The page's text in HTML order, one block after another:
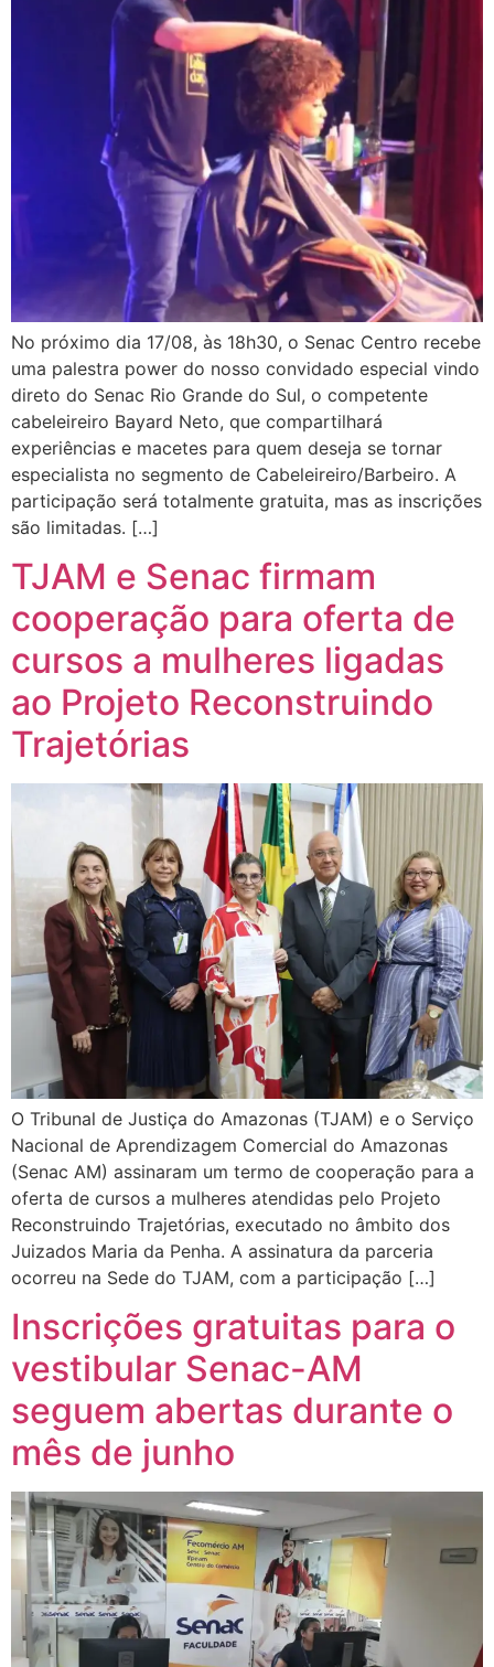
No próximo dia 17/08, às 18h30, o Senac Centro recebe
uma palestra power do nosso convidado especial vindo
direto do Senac Rio Grande do Sul, o competente
cabeleireiro Bayard Neto, que compartilhará
experiências e macetes para quem deseja se tornar
especialista no segmento de Cabeleireiro/Barbeiro. A
participação será totalmente gratuita, mas as inscrições
são limitadas. […]
TJAM e Senac firmam
cooperação para oferta de
cursos a mulheres ligadas
ao Projeto Reconstruindo
Trajetórias
O Tribunal de Justiça do Amazonas (TJAM) e o Serviço
Nacional de Aprendizagem Comercial do Amazonas
(Senac AM) assinaram um termo de cooperação para a
oferta de cursos a mulheres atendidas pelo Projeto
Reconstruindo Trajetórias, executado no âmbito dos
Juizados Maria da Penha. A assinatura da parceria
ocorreu na Sede do TJAM, com a participação […]
Inscrições gratuitas para o
vestibular Senac-AM
seguem abertas durante o
mês de junho